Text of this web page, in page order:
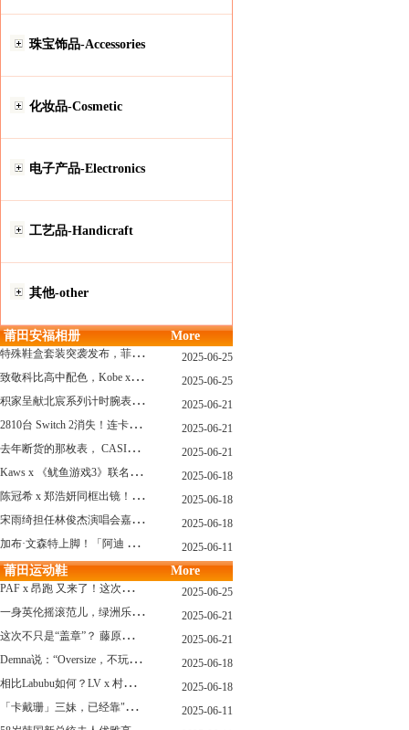
珠宝饰品-Accessories
化妆品-Cosmetic
电子产品-Electronics
工艺品-Handicraft
其他-other
莆田安福相册 More
特
殊鞋盒套装突袭发布，菲董阿迪“水母鞋”联名要来了！ 2025-06-25
致
敬科比高中配色，Kobe x AF1套装系列曝光！ 2025-06-25
积
家呈献北宸系列计时腕表 搭配全新海洋灰色漆面表盘 2025-06-21
2
810台 Switch 2消失！连卡车司机都懵了 2025-06-21
去
年断货的那枚表， CASIO指环表又要发售了 2025-06-21
K
aws x 《鱿鱼游戏3》联名玩偶曝光，确认发售... 2025-06-18
陈
冠希 x 郑浩妍同框出镜！CLOT x Adidas这个夏天又回来了 2025-06-18
宋
雨绮担任林俊杰演唱会嘉宾上热搜，竟然穿了一双十几年前的adidas联名？ 2025-06-18
加
布·文森特上脚！「阿迪 x Fog」新联名又曝光了，确认发售！ 2025-06-11
莆田运动鞋 More
P
AF x 昂跑 又来了！这次的新鞋还有“机器人”？ 2025-06-25
一
身英伦摇滚范儿，绿洲乐队 x adidas 联名上线 2025-06-21
这
次不只是“盖章”？ 藤原浩改造匡威 “开口笑” 2025-06-21
D
emna说：“Oversize，不玩了”，Gucci的新变化，会从这里开始吗？ 2025-06-18
相
比Labubu如何？LV x 村上隆联名玩偶售价就要12万！ 2025-06-18
「
卡戴珊」三妹，已经靠"擦边"副业赚了6亿刀身家~ 2025-06-11